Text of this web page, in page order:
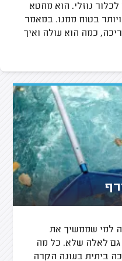
נוזלי. הוא מחטא
בטוח ממנו. במאמר
כמה הוא עולה ואיך
למי שממשיך את
לאלה שלא. כל מה
ביתית בעונה הקרה